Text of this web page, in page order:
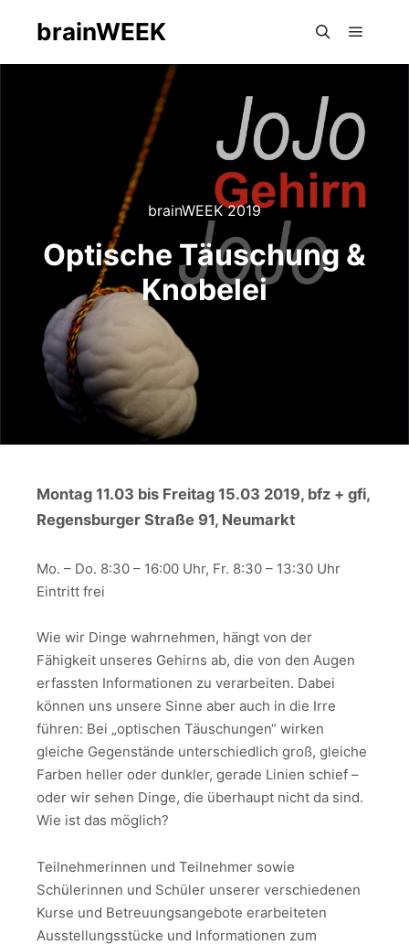
brainWEEK
brainWEEK 2019
Optische Täuschung &
Knobelei
Montag 11.03 bis Freitag 15.03 2019, bfz + gfi,
Regensburger Straße 91, Neumarkt
Mo. – Do. 8:30 – 16:00 Uhr, Fr. 8:30 – 13:30 Uhr
Eintritt frei
Wie wir Dinge wahrnehmen, hängt von der
Fähigkeit unseres Gehirns ab, die von den Augen
erfassten Informationen zu verarbeiten. Dabei
können uns unsere Sinne aber auch in die Irre
führen: Bei „optischen Täuschungen“ wirken
gleiche Gegenstände unterschiedlich groß, gleiche
Farben heller oder dunkler, gerade Linien schief –
oder wir sehen Dinge, die überhaupt nicht da sind.
Wie ist das möglich?
Teilnehmerinnen und Teilnehmer sowie
Schülerinnen und Schüler unserer verschiedenen
Kurse und Betreuungsangebote erarbeiteten
Ausstellungsstücke und Informationen zum